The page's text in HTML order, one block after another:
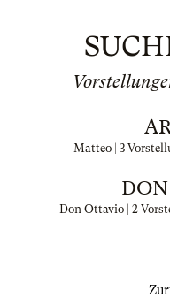
Matteo | 3
Don Ottavio | 2